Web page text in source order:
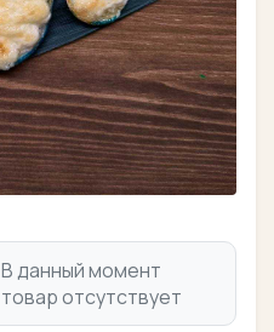
В данный момент
товар отсутствует